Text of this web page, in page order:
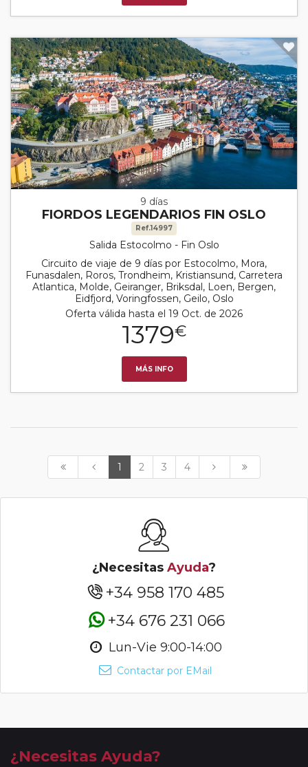
9 días
FIORDOS LEGENDARIOS FIN OSLO
Ref.14997
Salida Estocolmo - Fin Oslo
Circuito de viaje de 9 días por Estocolmo, Mora,
Funasdalen, Roros, Trondheim, Kristiansund, Carretera
Atlantica, Molde, Geiranger, Briksdal, Loen, Bergen,
Eidfjord, Voringfossen, Geilo, Oslo
Oferta válida hasta el 19 Oct. de 2026
1379€
MÁS INFO
1 2 3 4
¿Necesitas Ayuda?
+34 958 170 485
+34 676 231 066
Lun-Vie 9:00-14:00
Contactar por EMail
¿Necesitas Ayuda?